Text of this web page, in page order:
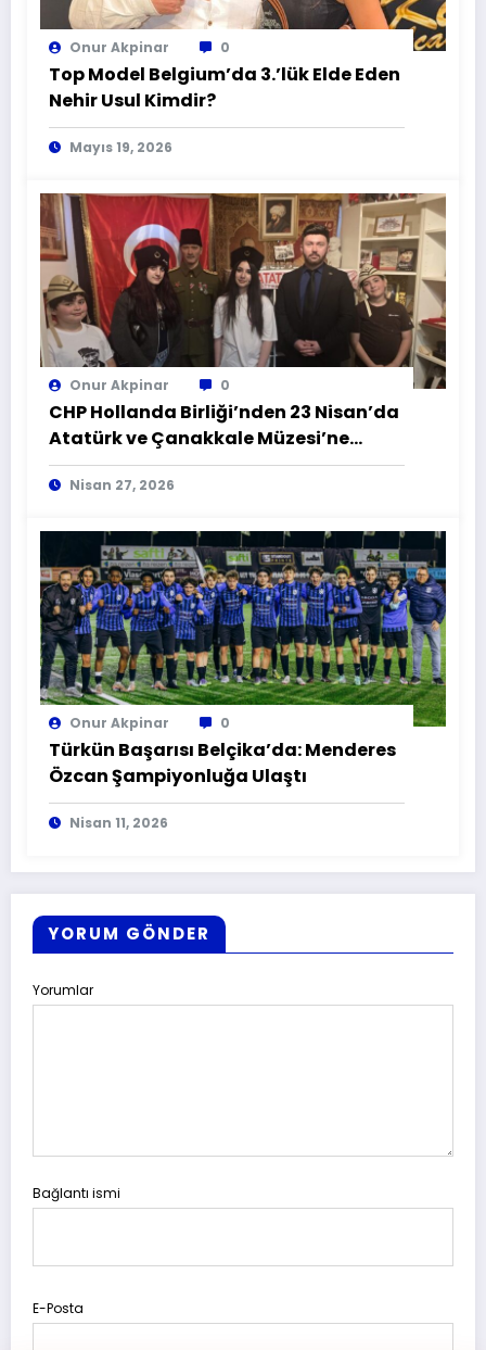
Onur Akpinar 0
Top Model Belgium’da 3.’lük Elde Eden
Nehir Usul Kimdir?
Mayıs 19, 2026
Onur Akpinar 0
CHP Hollanda Birliği’nden 23 Nisan’da
Atatürk ve Çanakkale Müzesi’ne
Anlamlı Ziyaret
Nisan 27, 2026
Onur Akpinar 0
Türkün Başarısı Belçika’da: Menderes
Özcan Şampiyonluğa Ulaştı
Nisan 11, 2026
YORUM GÖNDER
Yorumlar
Bağlantı ismi
E-Posta